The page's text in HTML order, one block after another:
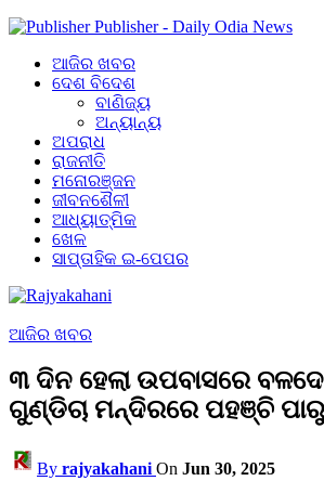
Publisher - Daily Odia News
ଆଜିର ଖବର
ଦେଶ ବିଦେଶ
ବାଣିଜ୍ୟ
ଅନ୍ୟାନ୍ୟ
ଅପରାଧ
ରାଜନୀତି
ମନୋରଞ୍ଜନ
ଜୀବନଶୈଳୀ
ଆଧ୍ୟାତ୍ମିକ
ଖେଳ
ସାପ୍ତାହିକ ଇ-ପେପର
ଆଜିର ଖବର
୩ ଦିନ ହେଲା ଉପବାସରେ
ଗୁଣ୍ଡିଚା ମନ୍ଦିରରେ ପହଞ୍ଚି
By rajyakahani On Jun 30, 2025